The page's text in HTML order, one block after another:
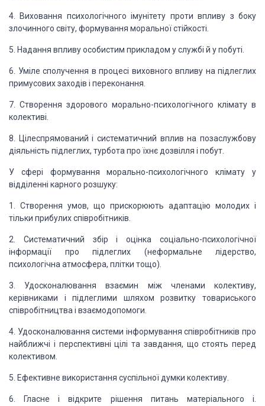
4. Виховання психологічного імунітету проти впливу з боку
злочинного світу, формування моральної стійкості.
5. Надання впливу особистим прикладом у службі й упобуті.
6. Уміле сполучення в процесі виховного впливу на підлеглих
примусових заходів і переконання.
7. Створення здорового морально-психологічного клімату в
колективі.
8. Цілеспрямований і систематичний вплив на позаслужбову
діяльність підлеглих, турбота про їхнє дозвілля і побут.
У сфері формування морально-психологічного клімату у
відділенні карного розшуку:
1. Створення умов, що прискорюють адаптацію молодих і
тільки прибулих співробітників.
2. Систематичний збір і оцінка соціально-психологічної
інформації про підлеглих (неформальне лідерство,
психологічна атмосфера, плітки тощо).
3. Удосконалювання взаємин між членами колективу,
керівниками і підлеглими шляхом розвитку товариського
співробітництва і взаємодопомоги.
4. Удосконалювання системи інформування співробітників про
найближчі і перспективні цілі та завдання, що стоять перед
колективом.
5. Ефективне використання суспільної думки колективу.
6. Гласне і відкрите рішення питань матеріального і.